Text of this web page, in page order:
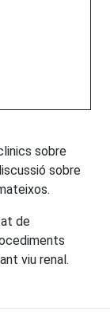
sobre
sobre
de
viu renal.